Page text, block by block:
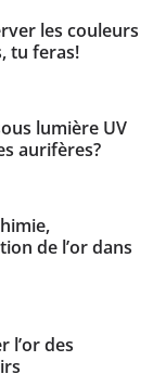
les couleurs
tu feras!
lumière UV
aurifères?
de l’or dans
l’or des